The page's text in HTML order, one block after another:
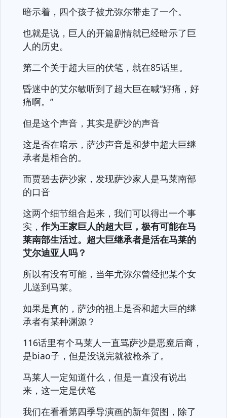
暗示着，四个孩子被尤弥尔带走了一个。
也就是说，巨人的开篇剧情就已经暗示了巨
人的历史。
第二个关于超大巨的伏笔，就在85话里。
昏迷中的艾尔敏听到了超大巨在喊“好痛，好
痛啊。”
但是这个声音，其实是萨沙的声音
这是否在暗示，萨沙声音是和梦中超大巨继
承者是相合的。
而贾碧去萨沙家，发现萨沙家人是马莱南部
的口音
这两个细节组合起来，我们可以得出一个事
实， 作为王家巨人的超大巨，极有可能在马
莱南部生活过。超大巨继承者是活在马莱的
艾尔迪亚人吗？
所以有没有可能，当年尤弥尔曾经把某个女
儿送到马莱。
如果是真的，萨沙的祖上是否和超大巨的继
承者有某种渊源？
116话里有个马莱人一直骂萨沙是恶魔后裔，
是biao子，但是没说完就被枪杀了。
马莱人一定知道什么，但是一直没有说出
来，这一定是伏笔
我们在看看第四季导演画的新年贺图，除了